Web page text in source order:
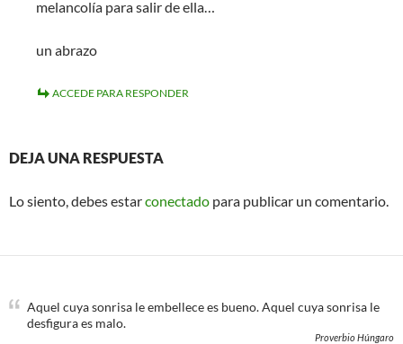
melancolía para salir de ella…
un abrazo
ACCEDE PARA RESPONDER
DEJA UNA RESPUESTA
Lo siento, debes estarconectado para publicar un comentario.
Aquel cuya sonrisa le embellece es bueno. Aquel cuya sonrisa le
desfigura es malo.
Proverbio Húngaro